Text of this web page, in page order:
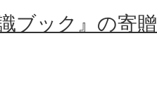
ブック』の寄贈